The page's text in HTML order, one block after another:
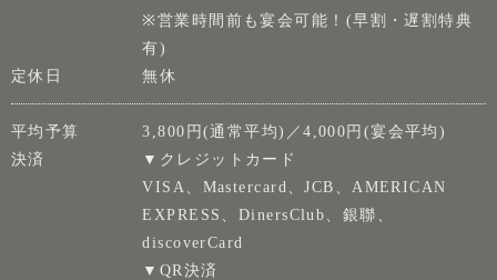
※営業時間前も宴会可能！(早割・遅割特典
有)
定休日
無休
平均予算
3,800円(通常平均)／4,000円(宴会平均)
決済
▼クレジットカード
VISA、Mastercard、JCB、AMERICAN
EXPRESS、DinersClub、銀聯、
discoverCard
▼QR決済